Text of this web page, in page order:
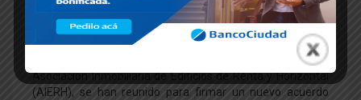
Por medio de la Federación Argentina de Trabajadores de
Edificios de Renta y Horizontal (FATERyH), la Unión
Administradores de Inmuebles (UADI), la Cámara
Argentina de la Propiedad Horizontal (CAPHAI), y la
Asociación Inmobiliaria de Edificios de Renta y Horizontal
(AIERH), se han reunido para firmar un nuevo acuerdo